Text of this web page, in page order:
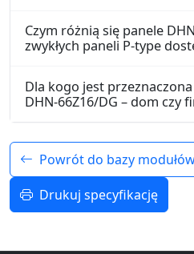
Czym różnią się panele
zwykłych paneli P-type
Dla kogo jest
DHN-66Z16/DG – dom czy
Powrót do bazy
Drukuj specyfikację